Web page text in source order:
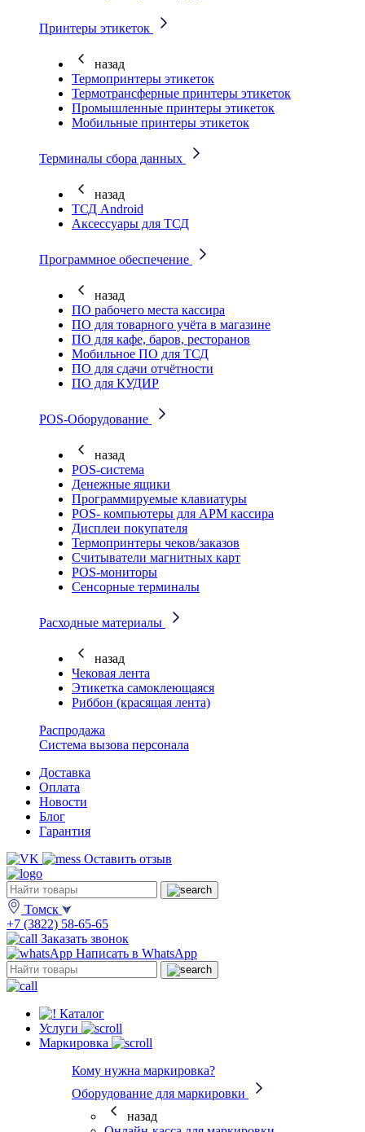
Принтеры этикеток
назад
Термопринтеры этикеток
Термотрансферные принтеры этикеток
Промышленные принтеры этикеток
Мобильные принтеры этикеток
Терминалы сбора данных
назад
ТСД Android
Аксессуары для ТСД
Программное обеспечение
назад
ПО рабочего места кассира
ПО для товарного учёта в магазине
ПО для кафе, баров, ресторанов
Мобильное ПО для ТСД
ПО для сдачи отчётности
ПО для КУДИР
POS-Оборудование
назад
POS-система
Денежные ящики
Программируемые клавиатуры
POS- компьютеры для АРМ кассира
Дисплеи покупателя
Термопринтеры чеков/заказов
Считыватели магнитных карт
POS-мониторы
Сенсорные терминалы
Расходные материалы
назад
Чековая лента
Этикетка самоклеющаяся
Риббон (красящая лента)
Распродажа
Система вызова персонала
Доставка
Оплата
Новости
Блог
Гарантия
Оставить отзыв
Томск
+7 (3822) 58-65-65
Заказать звонок
Написать в WhatsApp
Каталог
Услуги
Маркировка
Кому нужна маркировка?
Оборудование для маркировки
назад